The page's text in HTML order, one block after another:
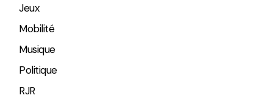
Jeux
Mobilité
Musique
Politique
RJR